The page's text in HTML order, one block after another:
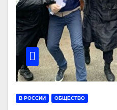
В РОССИИ ОБЩЕСТВО